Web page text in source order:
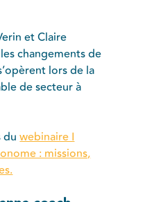
et Claire
changements de
lors de la
de secteur à
duwebinaire I
: missions,